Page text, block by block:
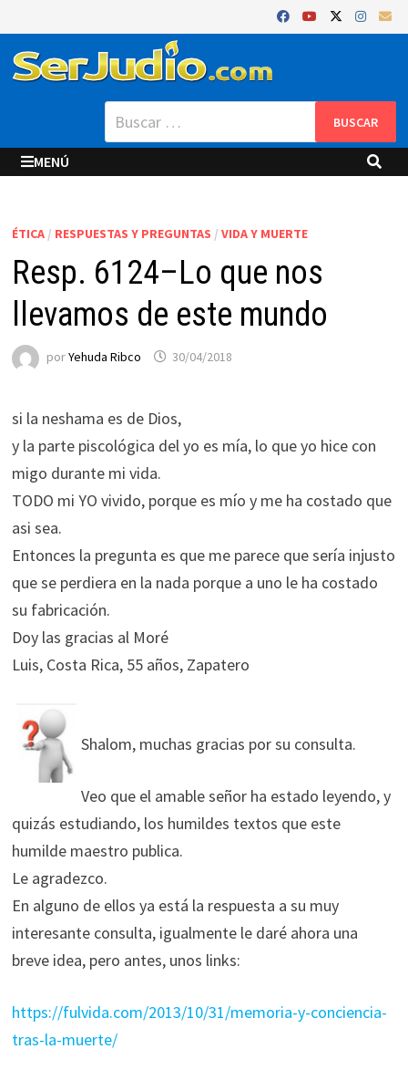
al
contenido
Buscar:
MENÚ
ÉTICA/ RESPUESTAS Y PREGUNTAS / VIDA Y MUERTE
Resp. 6124–Lo que nos
llevamos de este mundo
porYehuda Ribco 30/04/2018
si la neshama es de Dios,
y la parte piscológica del yo es mía, lo que yo hice con
migo durante mi vida.
TODO mi YO vivido, porque es mío y me ha costado que
asi sea.
Entonces la pregunta es que me parece que sería injusto
que se perdiera en la nada porque a uno le ha costado
su fabricación.
Doy las gracias al Moré
Luis, Costa Rica, 55 años, Zapatero
Shalom, muchas gracias por su consulta.
Veo que el amable señor ha estado leyendo, y
quizás estudiando, los humildes textos que este
humilde maestro publica.
Le agradezco.
En alguno de ellos ya está la respuesta a su muy
interesante consulta, igualmente le daré ahora una
breve idea, pero antes, unos links:
https://fulvida.com/2013/10/31/memoria-y-conciencia-
tras-la-muerte/